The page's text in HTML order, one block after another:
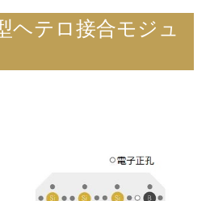
ヘテロ接合モジュ